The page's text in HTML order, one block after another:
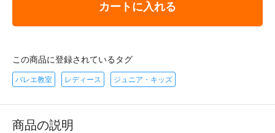
カートに入れる
この商品に登録されているタグ
バレエ教室 レディース ジュニア・キッズ
商品の説明